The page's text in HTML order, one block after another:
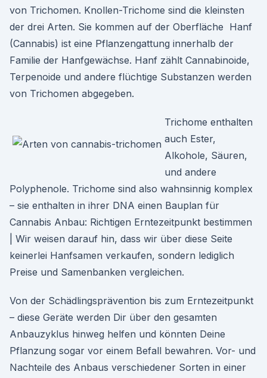
von Trichomen. Knollen-Trichome sind die kleinsten
der drei Arten. Sie kommen auf der Oberfläche Hanf
(Cannabis) ist eine Pflanzengattung innerhalb der
Familie der Hanfgewächse. Hanf zählt Cannabinoide,
Terpenoide und andere flüchtige Substanzen werden
von Trichomen abgegeben.
Trichome enthalten
auch Ester,
Alkohole, Säuren,
und andere
Polyphenole. Trichome sind also wahnsinnig komplex
– sie enthalten in ihrer DNA einen Bauplan für
Cannabis Anbau: Richtigen Erntezeitpunkt bestimmen
| Wir weisen darauf hin, dass wir über diese Seite
keinerlei Hanfsamen verkaufen, sondern lediglich
Preise und Samenbanken vergleichen.
Von der Schädlingsprävention bis zum Erntezeitpunkt
– diese Geräte werden Dir über den gesamten
Anbauzyklus hinweg helfen und könnten Deine
Pflanzung sogar vor einem Befall bewahren. Vor- und
Nachteile des Anbaus verschiedener Sorten in einer